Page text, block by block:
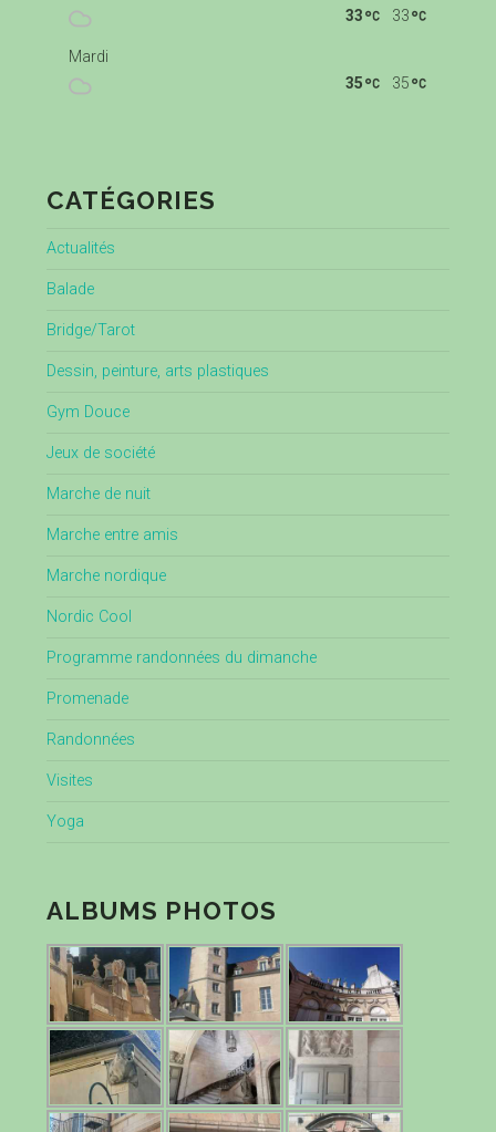
33
33
Mardi
35
35
CATÉGORIES
Actualités
Balade
Bridge/Tarot
Dessin, peinture, arts plastiques
Gym Douce
Jeux de société
Marche de nuit
Marche entre amis
Marche nordique
Nordic Cool
Programme randonnées du dimanche
Promenade
Randonnées
Visites
Yoga
ALBUMS PHOTOS